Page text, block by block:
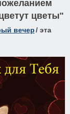
цветы"
вечер/ эта